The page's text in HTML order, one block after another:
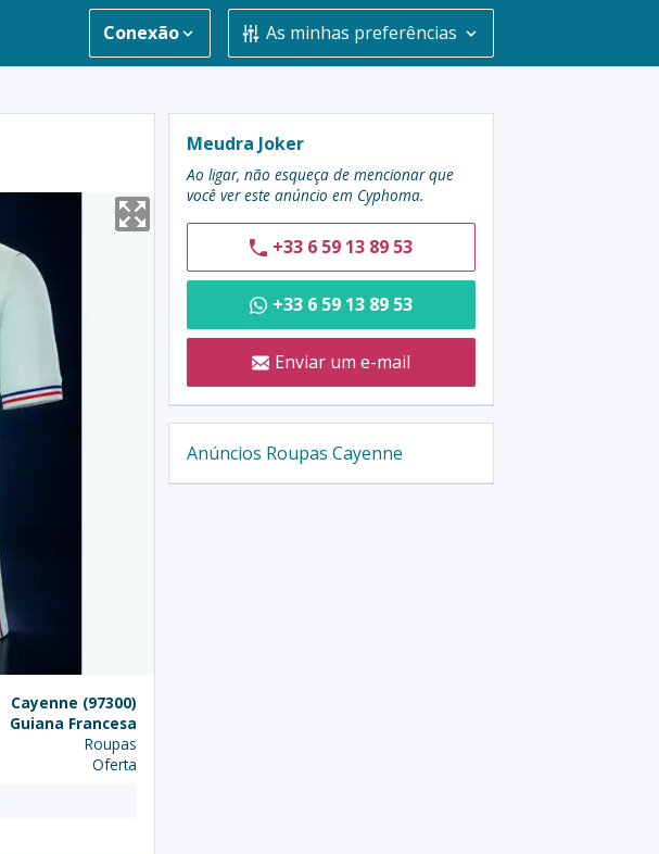
Conexão As minhas preferências
Cayenne (97300)
Guiana Francesa
Roupas
Oferta
Contatar
o
anunciante
:
Meudra Joker
Ao ligar, não esqueça de mencionar que
você ver este anúncio em Cyphoma.
+33 6 59 13 89 53
+33 6 59 13 89 53
Enviar um e-mail
Anúncios Roupas Cayenne